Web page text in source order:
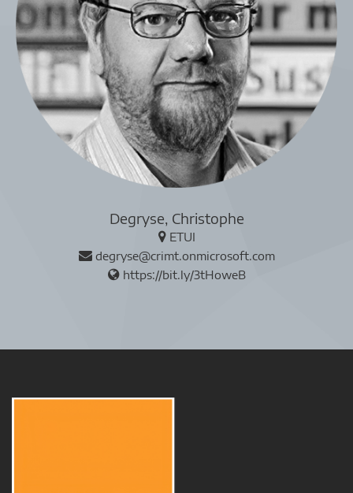
Degryse, Christophe
ETUI
degryse@crimt.onmicrosoft.com
https://bit.ly/3tHoweB